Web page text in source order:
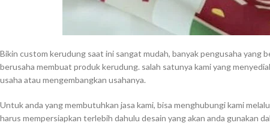
Bikin custom kerudung saat ini sangat mudah, banyak pengusaha yang
berusaha membuat produk kerudung. salah satunya kami yang
usaha atau mengembangkan usahanya.
Untuk anda yang membutuhkan jasa kami, bisa menghubungi kami
harus mempersiapkan terlebih dahulu desain yang akan anda gunakan